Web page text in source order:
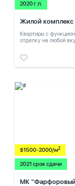
2020 г.п.
Жилой
Квартиры с
отделку на любой
$1500-2000/м2
2021 срок сдачи
МК